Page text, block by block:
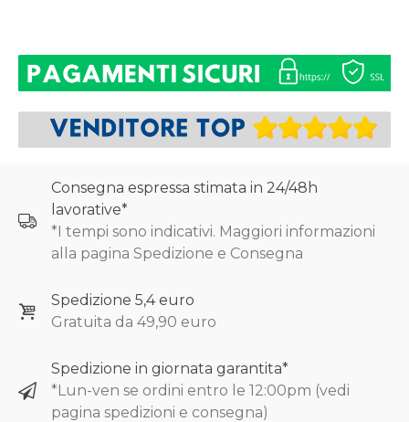
Consegna espressa stimata in 24/48h
lavorative*
*I tempi sono indicativi. Maggiori informazioni
alla pagina Spedizione e Consegna
Spedizione 5,4 euro
Gratuita da 49,90 euro
Spedizione in giornata garantita*
*Lun-ven se ordini entro le 12:00pm (vedi
pagina spedizioni e consegna)